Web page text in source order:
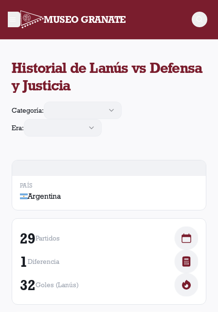
MUSEO GRANATE
Historial de Lanús vs Defensa
y Justicia
Categoría:
Era:
PAÍS
Argentina
29Partidos
1Diferencia
32Goles (Lanús)